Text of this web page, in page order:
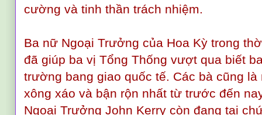
cường và tinh thần trách nhiệm.
Ba nữ Ngoại Trưởng của Hoa Kỳ trong
đã giúp ba vị Tổng Thống vượt qua biết
trường bang giao quốc tế. Các bà cũng
xông xáo và bận rộn nhất từ trước đến
Ngoại Trưởng John Kerry còn đang tại